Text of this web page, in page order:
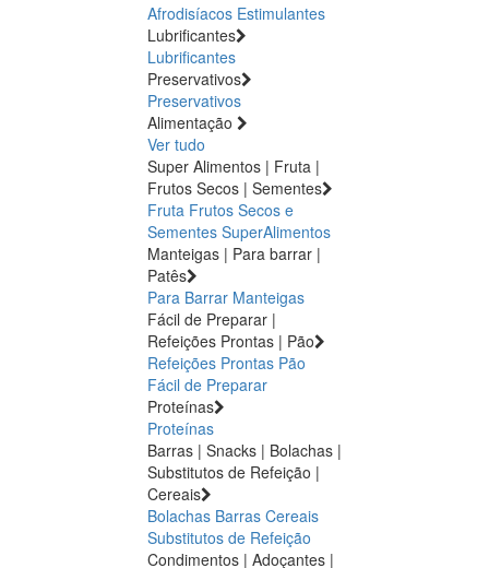
Afrodisíacos Estimulantes
Lubrificantes
Lubrificantes
Preservativos
Preservativos
Alimentação
Ver tudo
Super Alimentos | Fruta |
Frutos Secos | Sementes
Fruta Frutos Secos e
Sementes SuperAlimentos
Manteigas | Para barrar |
Patês
Para Barrar Manteigas
Fácil de Preparar |
Refeições Prontas | Pão
Refeições Prontas Pão
Fácil de Preparar
Proteínas
Proteínas
Barras | Snacks | Bolachas |
Substitutos de Refeição |
Cereais
Bolachas Barras Cereais
Substitutos de Refeição
Condimentos | Adoçantes |